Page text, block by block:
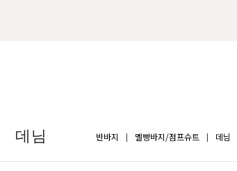
데님 반바지 멜빵바지/점프슈트 데님